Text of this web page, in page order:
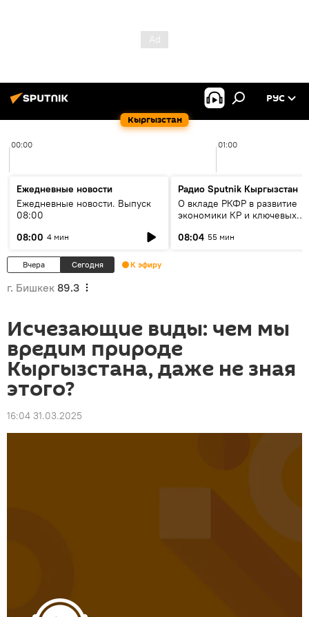
Кыргызстан
РУС
00:00 01:00
Ежедневные новости
Ежедневные новости. Выпуск
08:00
08:00 4 мин
Радио Sputnik Кыргызстан
О вкладе РКФР в развитие
экономики КР и ключевых
08:04 55 мин
Вчера Сегодня К эфиру
г. Бишкек 89.3
Исчезающие виды: чем мы
вредим природе
Кыргызстана, даже не зная
этого?
16:04 31.03.2025